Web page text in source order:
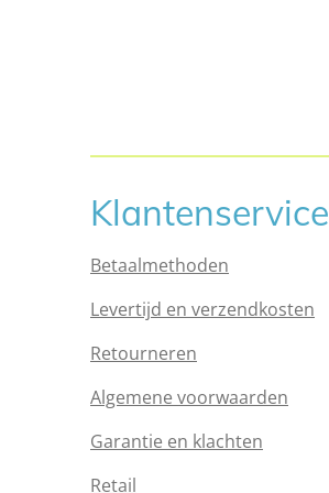
Klantenservice
Betaalmethoden
Levertijd en verzendkosten
Retourneren
Algemene voorwaarden
Garantie en klachten
Retail